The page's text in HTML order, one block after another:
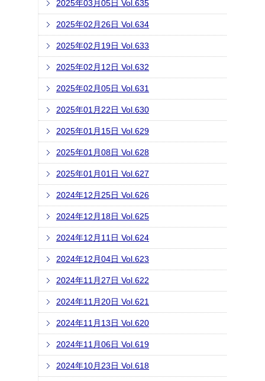
2025年03月05日 Vol.635
2025年02月26日 Vol.634
2025年02月19日 Vol.633
2025年02月12日 Vol.632
2025年02月05日 Vol.631
2025年01月22日 Vol.630
2025年01月15日 Vol.629
2025年01月08日 Vol.628
2025年01月01日 Vol.627
2024年12月25日 Vol.626
2024年12月18日 Vol.625
2024年12月11日 Vol.624
2024年12月04日 Vol.623
2024年11月27日 Vol.622
2024年11月20日 Vol.621
2024年11月13日 Vol.620
2024年11月06日 Vol.619
2024年10月23日 Vol.618